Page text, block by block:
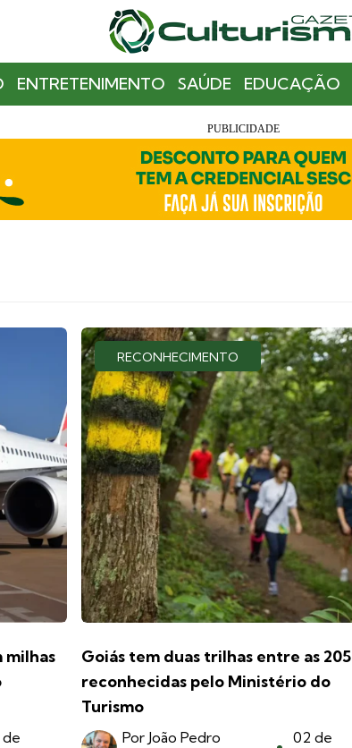
ENTRETENIMENTO SAÚDE EDUCAÇÃO
milhas
RECONHECIMENTO
Goiás tem duas trilhas entre as 205
reconhecidas pelo Ministério do
Turismo
Por João Pedro
02 de